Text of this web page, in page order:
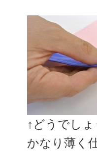
↑どうでしょ
かなり薄く